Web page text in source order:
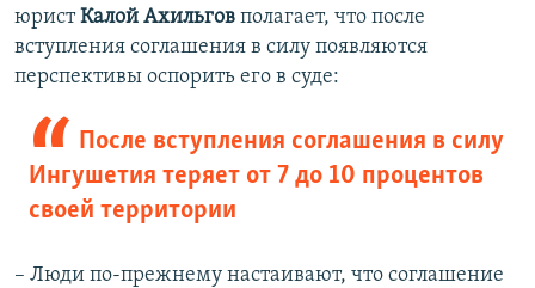
юристКалой Ахильгов полагает, что после
вступления соглашения в силу появляются
перспективы оспорить его в суде:
После вступления соглашения в силу
Ингушетия теряет от 7 до 10 процентов
своей территории
– Люди по-прежнему настаивают, что соглашение